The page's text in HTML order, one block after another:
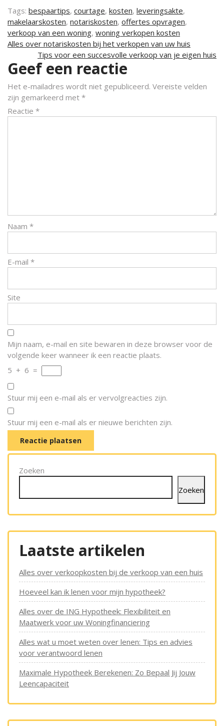
Tags: bespaartips, courtage, kosten, leveringsakte,
makelaarskosten, notariskosten, offertes opvragen,
verkoop van een woning, woning verkopen kosten
Berichtnavigatie
Alles over notariskosten bij het verkopen van uw huis
Tips voor een succesvolle verkoop van je eigen huis
Geef een reactie
Het e-mailadres wordt niet gepubliceerd. Vereiste velden
zijn gemarkeerd met *
Reactie *
Naam *
E-mail *
Site
Mijn naam, e-mail en site bewaren in deze browser voor de
volgende keer wanneer ik een reactie plaats.
5 + 6 =
Stuur mij een e-mail als er vervolgreacties zijn.
Stuur mij een e-mail als er nieuwe berichten zijn.
Zoeken
Zoeken
Laatste artikelen
Alles over verkoopkosten bij de verkoop van een huis
Hoeveel kan ik lenen voor mijn hypotheek?
Alles over de ING Hypotheek: Flexibiliteit en
Maatwerk voor uw Woningfinanciering
Alles wat u moet weten over lenen: Tips en advies
voor verantwoord lenen
Maximale Hypotheek Berekenen: Zo Bepaal Jij Jouw
Leencapaciteit